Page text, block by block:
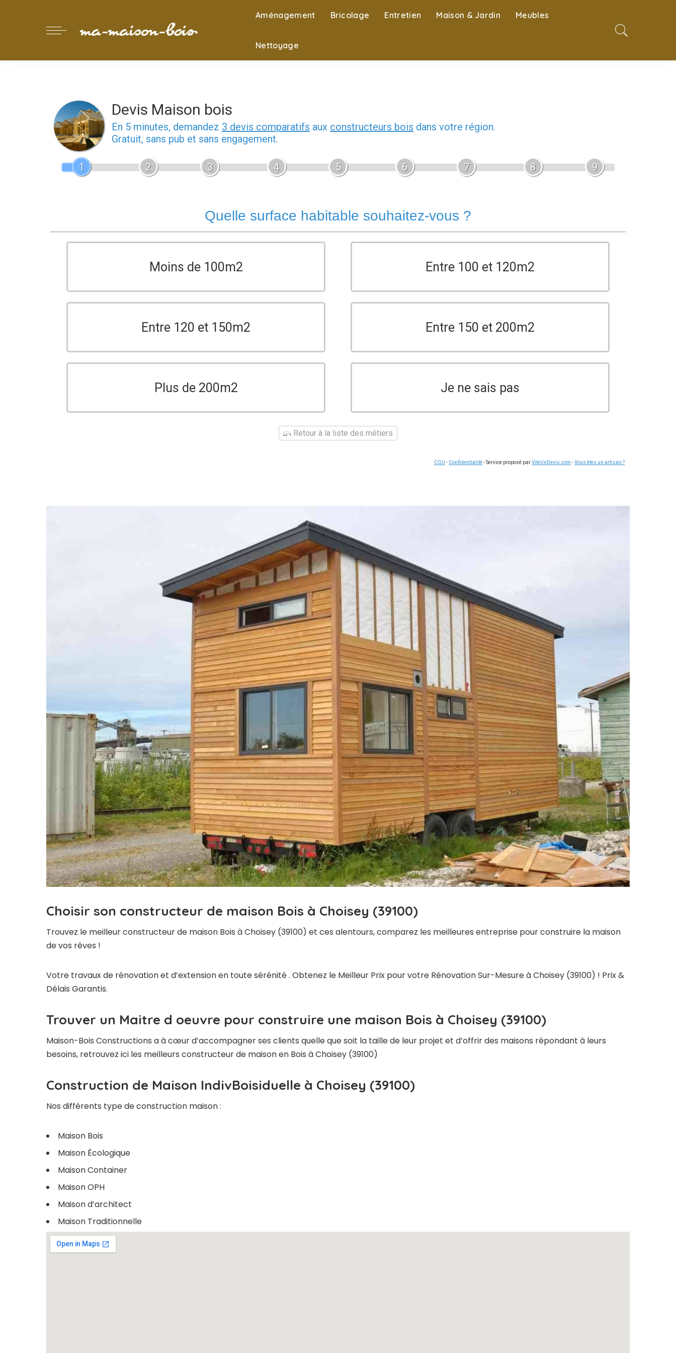
Aménagement Bricolage Entretien Maison & Jardin Meubles
Nettoyage
Devis Maison bois
En 5 minutes, demandez 3 devis comparatifs aux constructeurs bois dans votre région.
Gratuit, sans pub et sans engagement.
1 2 3 4 5 6 7 8 9
Quelle surface habitable souhaitez-vous ?
Moins de 100m2 Entre 100 et 120m2
Entre 120 et 150m2 Entre 150 et 200m2
Plus de 200m2 Je ne sais pas
Retour à la liste des métiers
CGU - Confidentialité- Service proposé parViteUnDevis.com -Vous êtes un artisan ?
Choisir son constructeur de maison Bois à Choisey (39100)
Trouvez le meilleur constructeur de maison Bois à Choisey (39100) et ces alentours, comparez les meilleures entreprise pour construire la maison
de vos rêves !
Votre travaux de rénovation et d’extension en toute sérénité . Obtenez le Meilleur Prix pour votre Rénovation Sur-Mesure à Choisey (39100) ! Prix &
Délais Garantis.
Trouver un Maitre d oeuvre pour construire une maison Bois à Choisey (39100)
Maison-Bois Constructions a à cœur d’accompagner ses clients quelle que soit la taille de leur projet et d’offrir des maisons répondant à leurs
besoins, retrouvez ici les meilleurs constructeur de maison en Bois à Choisey (39100)
Construction de Maison IndivBoisiduelle à Choisey (39100)
Nos différents type de construction maison :
Maison Bois
Maison Écologique
Maison Container
Maison OPH
Maison d’architect
Maison Traditionnelle